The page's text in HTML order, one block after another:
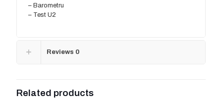
– Barometru
– Test U2
Reviews 0
Related products